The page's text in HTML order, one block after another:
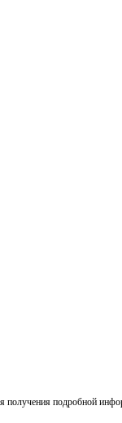
подробной